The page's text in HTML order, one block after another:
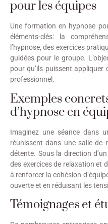
pour les équipes
Une formation en hypnose
éléments-clés: la
l’hypnose, des exercices
guidées pour le groupe.
pour qu’ils puissent
professionnel.
Exemples
d’hypnose en
Imaginez une séance dans
réunissent dans une salle de
détente. Sous la direction
des exercices de relaxation et
à renforcer la cohésion
ouverte et en réduisant les
Témoignages et